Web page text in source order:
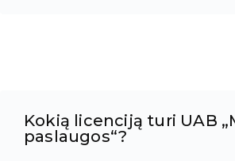
Kokią licenciją turi UAB
paslaugos“?